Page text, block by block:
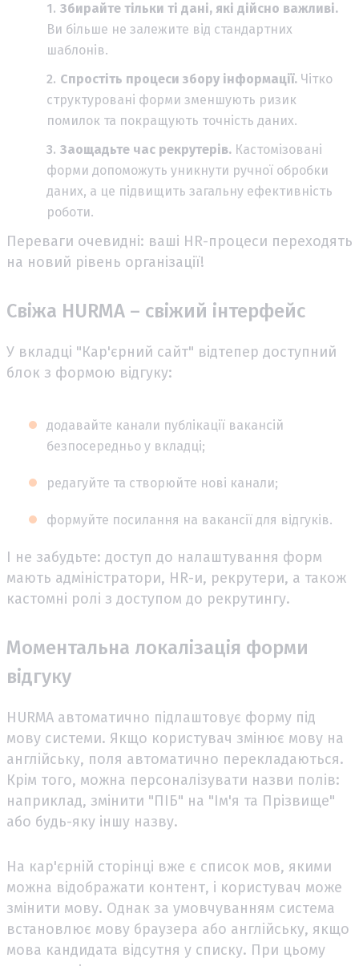
Збирайте тільки ті дані, які дійсно важливі.
Ви більше не залежите від стандартних
шаблонів.
Спростіть процеси збору інформації. Чітко
структуровані форми зменшують ризик
помилок та покращують точність даних.
Заощадьте час рекрутерів. Кастомізовані
форми допоможуть уникнути ручної обробки
даних, а це підвищить загальну ефективність
роботи.
Переваги очевидні: ваші HR-процеси переходять
на новий рівень організації!
Свіжа HURMA – свіжий інтерфейс
У вкладці "Кар'єрний сайт" відтепер доступний
блок з формою відгуку:
додавайте канали публікації вакансій
безпосередньо у вкладці;
редагуйте та створюйте нові канали;
формуйте посилання на вакансії для відгуків.
І не забудьте: доступ до налаштування форм
мають адміністратори, HR-и, рекрутери, а також
кастомні ролі з доступом до рекрутингу.
Моментальна локалізація форми
відгуку
HURMA автоматично підлаштовує форму під
мову системи. Якщо користувач змінює мову на
англійську, поля автоматично перекладаються.
Крім того, можна персоналізувати назви полів:
наприклад, змінити "ПІБ" на "Ім'я та Прізвище"
або будь-яку іншу назву.
На кар'єрній сторінці вже є список мов, якими
можна відображати контент, і користувач може
змінити мову. Однак за умовчуванням система
встановлює мову браузера або англійську, якщо
мова кандидата відсутня у списку. При цьому